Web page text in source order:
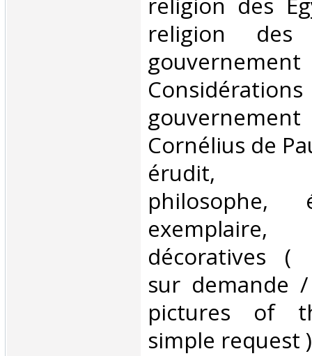
religion
Cornélius de
érudit,
philosophe,
décoratives (
sur demande
pictures of
simple request